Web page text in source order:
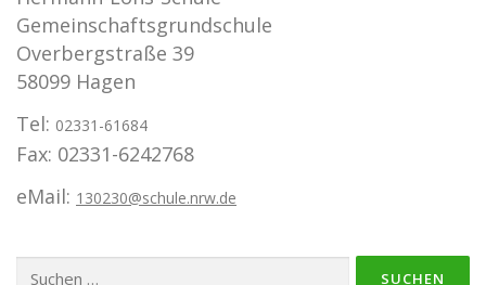
Gemeinschaftsgrundschule
Overbergstraße 39
58099 Hagen
Tel: 02331-61684
Fax: 02331-6242768
eMail: 130230@schule.nrw.de
Suchen